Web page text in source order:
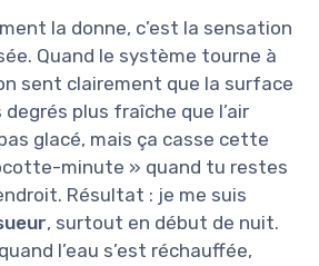
la donne, c’est la sensation
Quand le système tourne à
sent clairement que la surface
plus fraîche que l’air
glacé, mais ça casse cette
minute » quand tu restes
Résultat : je me suis
, surtout en début de nuit.
l’eau s’est réchauffée,